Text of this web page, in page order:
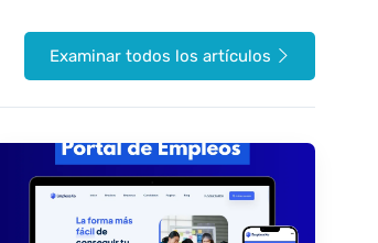
Examinar todos los artículos